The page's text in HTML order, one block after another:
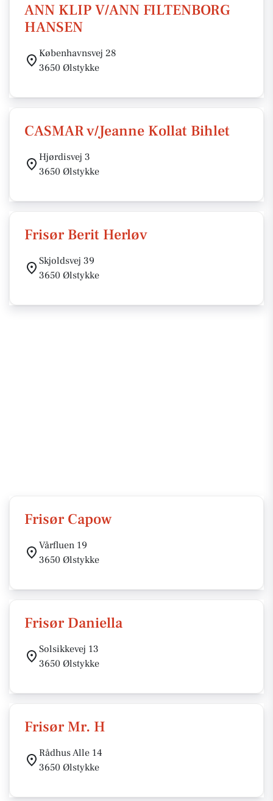
ANN KLIP V/ANN FILTENBORG
HANSEN
Københavnsvej 28
3650 Ølstykke
CASMAR v/Jeanne Kollat Bihlet
Hjørdisvej 3
3650 Ølstykke
Frisør Berit Herløv
Skjoldsvej 39
3650 Ølstykke
Frisør Capow
Vårfluen 19
3650 Ølstykke
Frisør Daniella
Solsikkevej 13
3650 Ølstykke
Frisør Mr. H
Rådhus Alle 14
3650 Ølstykke